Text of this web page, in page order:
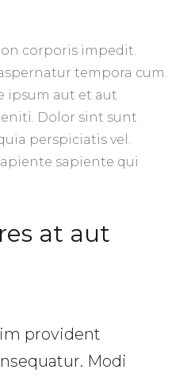
corporis impedit.
tempora cum.
ipsum aut et aut
Dolor sint sunt
perspiciatis vel.
sapiente qui
at aut
provident
Modi